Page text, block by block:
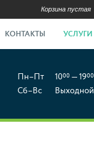
Корзина пустая
КОНТАКТЫ УСЛУГИ
Пн–Пт 1000 — 1900
Сб–Вс Выходной